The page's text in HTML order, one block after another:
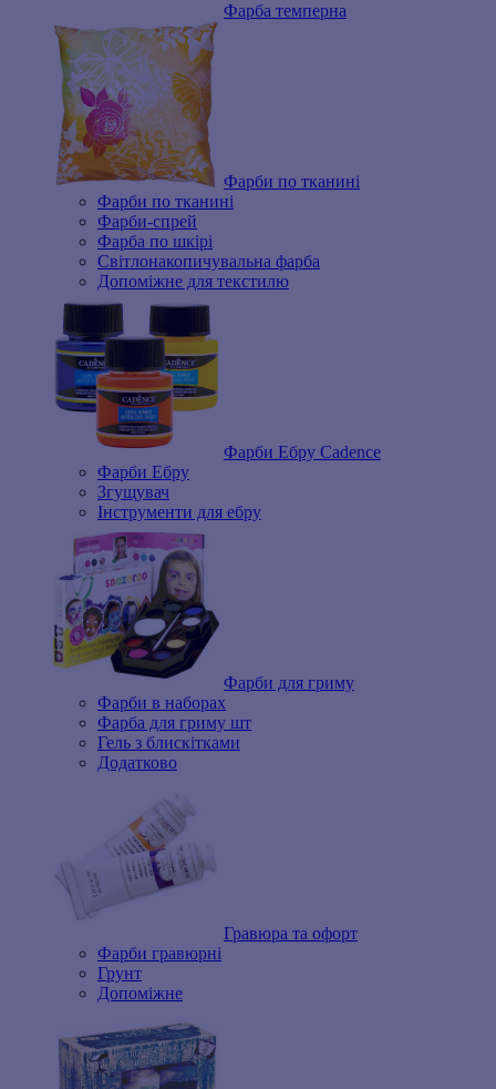
Фарба темперна
Фарби по тканині
Фарби по тканині
Фарби-спрей
Фарба по шкірі
Світлонакопичувальна фарба
Допоміжне для текстилю
Фарби Ебру Cadence
Фарби Ебру
Згущувач
Інструменти для ебру
Фарби для гриму
Фарби в наборах
Фарба для гриму шт
Гель з блискітками
Додатково
Гравюра та офорт
Фарби гравюрні
Грунт
Допоміжне